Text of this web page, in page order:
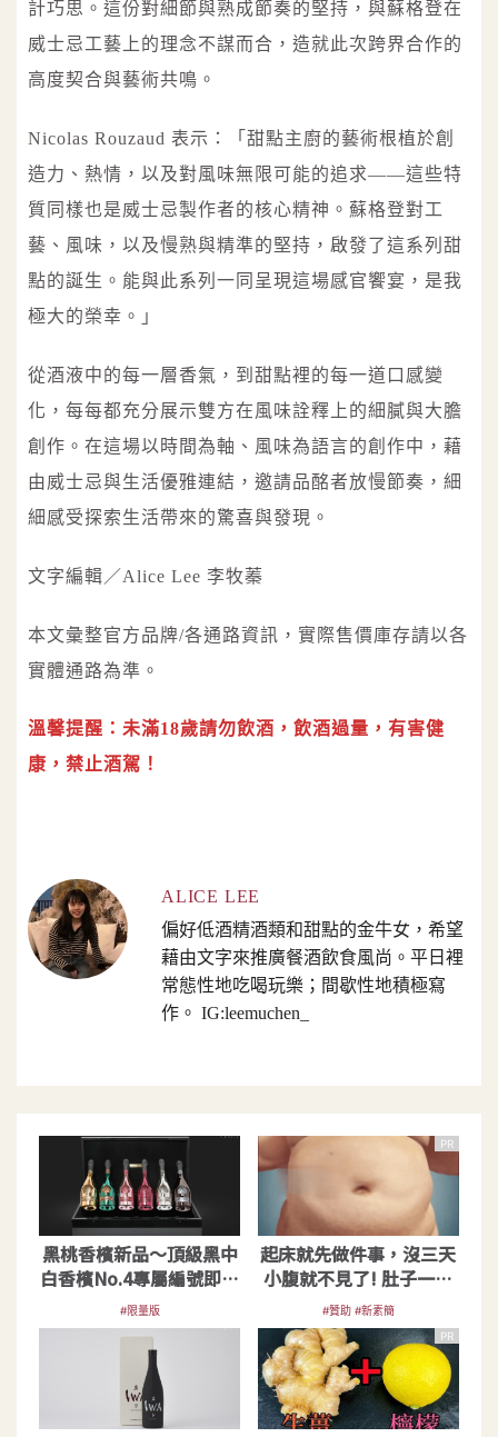
計巧思。這份對細節與熟成節奏的堅持，與蘇格登在
威士忌工藝上的理念不謀而合，造就此次跨界合作的
高度契合與藝術共鳴。
Nicolas Rouzaud 表示：「甜點主廚的藝術根植於創
造力、熱情，以及對風味無限可能的追求——這些特
質同樣也是威士忌製作者的核心精神。蘇格登對工
藝、風味，以及慢熟與精準的堅持，啟發了這系列甜
點的誕生。能與此系列一同呈現這場感官饗宴，是我
極大的榮幸。」
從酒液中的每一層香氣，到甜點裡的每一道口感變
化，每每都充分展示雙方在風味詮釋上的細膩與大膽
創作。在這場以時間為軸、風味為語言的創作中，藉
由威士忌與生活優雅連結，邀請品酩者放慢節奏，細
細感受探索生活帶來的驚喜與發現。
文字編輯／Alice Lee 李牧蓁
本文彙整官方品牌/各通路資訊，實際售價庫存請以各
實體通路為準。
溫馨提醒：未滿18歲請勿飲酒，飲酒過量，有害健
康，禁止酒駕！
ALICE LEE
偏好低酒精酒類和甜點的金牛女，希望
藉由文字來推廣餐酒飲食風尚。平日裡
常態性地吃喝玩樂；間歇性地積極寫
作。 IG:leemuchen_
黑桃香檳新品～頂級黑中
白香檳No.4專屬編號即將
於台灣限量登場
#限量版
PR
起床就先做件事，沒三天
小腹就不見了! 肚子一天
天變小！
#贊助 #新素簡
PR